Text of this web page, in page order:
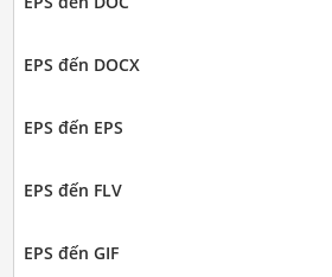
EPS đến DOCX
EPS đến EPS
EPS đến FLV
EPS đến GIF